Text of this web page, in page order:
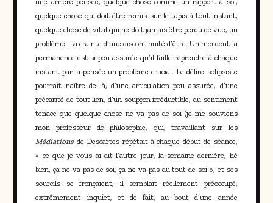
quelque chose qui doit être remis sur le tapis à tout instant,
quelque chose de vital qui ne doit jamais être perdu de vue, un
problème. La crainte d’une discontinuité d’être. Un moi dont la
permanence est si peu assurée qu’il faille reprendre à chaque
instant par la pensée un problème crucial. Le délire solipsiste
pourrait naître de là, d’une articulation peu assurée, d’une
précarité de tout lien, d’un soupçon irréductible, du sentiment
tenace que quelque chose ne va pas de soi (je me souviens
mon professeur de philosophie, qui, travaillant sur les
Médiations de Descartes répétait à chaque début de séance,
« ce que je vous ai dit l’autre jour, la semaine dernière, hé
bien, ça ne va pas de soi, ça ne va pas du tout de soi », et ses
sourcils se fronçaient, il semblait réellement préoccupé,
extrêmement inquiet, et de fait, au bout d’une année